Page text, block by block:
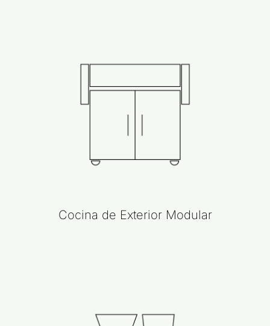
Cocina de Exterior Modular